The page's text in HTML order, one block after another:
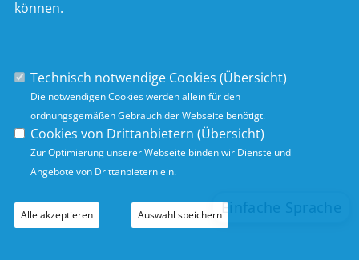
können.
Technisch notwendige Cookies (Übersicht)
Die notwendigen Cookies werden allein für den
ordnungsgemäßen Gebrauch der Webseite benötigt.
Cookies von Drittanbietern (Übersicht)
Zur Optimierung unserer Webseite binden wir Dienste und
Angebote von Drittanbietern ein.
Alle akzeptieren Auswahl speichern